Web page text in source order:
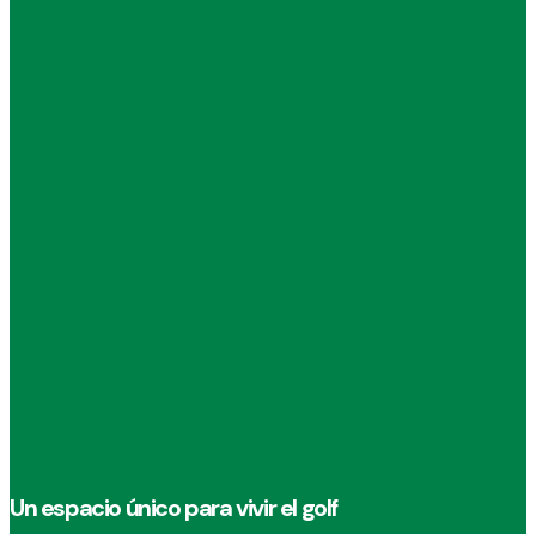
Un espacio único para vivir el golf